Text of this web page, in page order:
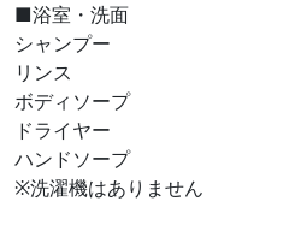
■浴室・洗面
シャンプー
リンス
ボディソープ
ドライヤー
ハンドソープ
※洗濯機はありません